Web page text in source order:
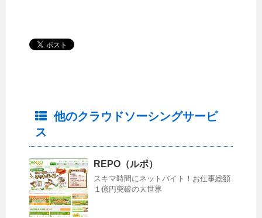
他のクラウドソーシングサービ
ス
REPO（ルポ）
スキマ時間にネットバイト！お仕事総額
１億円突破の大世界